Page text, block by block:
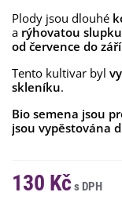
Plody jsou dlouhé
a rýhovatou slupku
od července do září
Tento kultivar byl
skleníku.
Bio semena jsou
jsou vypěstována
130 Kč